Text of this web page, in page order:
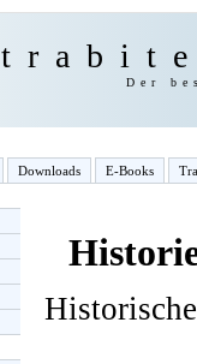
Der
Downloads E-Books